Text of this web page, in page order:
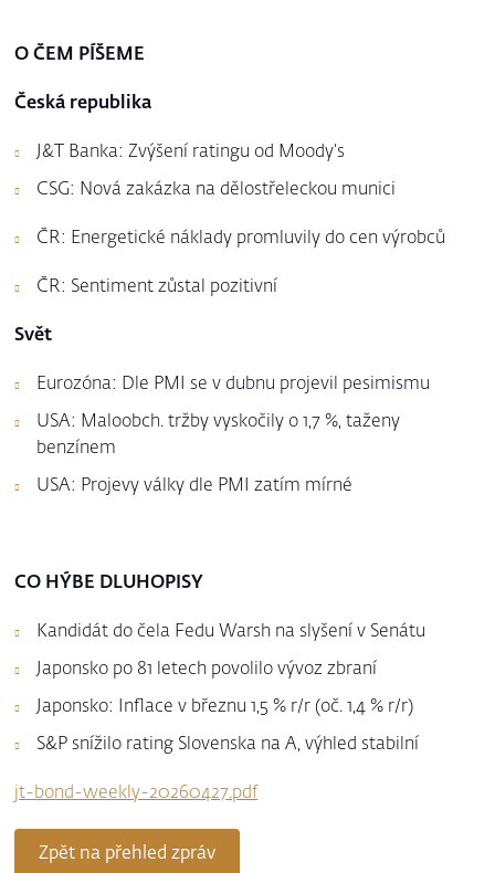
O ČEM PÍŠEME
Česká republika
J&T Banka: Zvýšení ratingu od Moody’s
CSG: Nová zakázka na dělostřeleckou munici
ČR: Energetické náklady promluvily do cen výrobců
ČR: Sentiment zůstal pozitivní
Svět
Eurozóna: Dle PMI se v dubnu projevil pesimismu
USA: Maloobch. tržby vyskočily o 1,7 %, taženy
benzínem
USA: Projevy války dle PMI zatím mírné
CO HÝBE DLUHOPISY
Kandidát do čela Fedu Warsh na slyšení v Senátu
Japonsko po 81 letech povolilo vývoz zbraní
Japonsko: Inflace v březnu 1,5 % r/r (oč. 1,4 % r/r)
S&P snížilo rating Slovenska na A, výhled stabilní
jt-bond-weekly-20260427.pdf
Zpět na přehled zpráv